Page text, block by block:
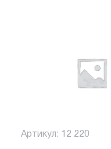
Артикул: 12 220